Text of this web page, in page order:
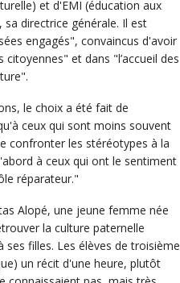
et d'EMI (éducation aux
sa directrice générale. Il est
engagés", convaincus d'avoir
et dans "l’accueil des
le choix a été fait de
ceux qui sont moins souvent
confronter les stéréotypes à la
à ceux qui ont le sentiment
réparateur."
Alopé, une jeune femme née
la culture paternelle
filles. Les élèves de troisième
un récit d'une heure, plutôt